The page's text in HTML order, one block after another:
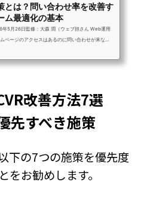
とは？問い合わせ率を改善す
ム最適化の基本
年5月26日監修：大森 潤（ウェブ担さん Web運用
ページのアクセスはあるのに問い合わせが来な
える中小企業のWeb担当者様へ。実はその原
します。※この記事は、中小企業向けWeb運用代行
担さん公式サイトが、Web担当者様の業務効率化
めに執筆しています。ホームペー...
改善方法7選
すべき施策
下の7つの施策を優先度
をお勧めします。